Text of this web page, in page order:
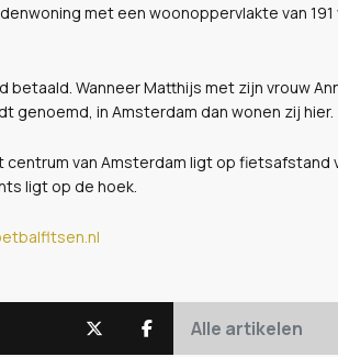
met een woonoppervlakte van
Wanneer Matthijs met zijn vrouw
genoemd, in Amsterdam dan wonen zij hier.
van Amsterdam ligt op fietsafstand
ligt op de hoek.
Alle artikelen